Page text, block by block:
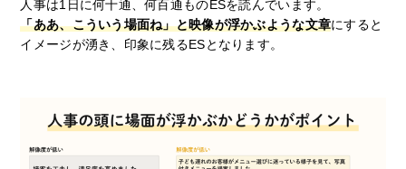
人事は1日に何十通、何百通ものESを読んでいます。
「ああ、こういう場面ね」と映像が浮かぶような文章にすると
イメージが湧き、印象に残るESとなります。